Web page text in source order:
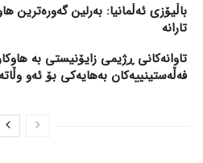
باڵیۆزی ئەڵمانیا: بەرلین گەورەترین
تارانە
تاوانەکانی ڕژیمی زایۆنیستی بە
فەڵەستینییەکان بەهایەکی بۆ ئەو